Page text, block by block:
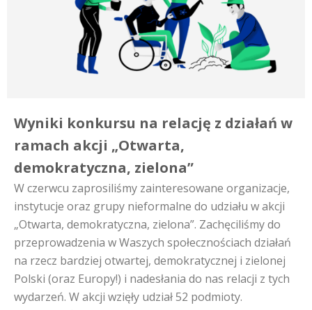
Wyniki konkursu na relację z działań w
ramach akcji „Otwarta,
demokratyczna, zielona”
W czerwcu zaprosiliśmy zainteresowane organizacje,
instytucje oraz grupy nieformalne do udziału w akcji
„Otwarta, demokratyczna, zielona”. Zachęciliśmy do
przeprowadzenia w Waszych społecznościach działań
na rzecz bardziej otwartej, demokratycznej i zielonej
Polski (oraz Europy!) i nadesłania do nas relacji z tych
wydarzeń. W akcji wzięły udział 52 podmioty.